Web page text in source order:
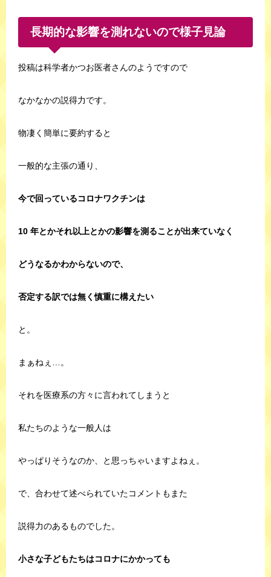
長期的な影響を測れないので様子見論
投稿は科学者かつお医者さんのようですので
なかなかの説得力です。
物凄く簡単に要約すると
一般的な主張の通り、
今で回っているコロナワクチンは
10 年とかそれ以上とかの影響を測ることが出来ていなく
どうなるかわからないので、
否定する訳では無く慎重に構えたい
と。
まぁねぇ…。
それを医療系の方々に言われてしまうと
私たちのような一般人は
やっぱりそうなのか、と思っちゃいますよねぇ。
で、合わせて述べられていたコメントもまた
説得力のあるものでした。
小さな子どもたちはコロナにかかっても